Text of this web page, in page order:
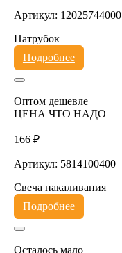
Артикул: 12025744000
Патрубок
Подробнее
Оптом дешевле
ЦЕНА ЧТО НАДО
166 ₽
Артикул: 5814100400
Свеча накаливания
Подробнее
Осталось мало